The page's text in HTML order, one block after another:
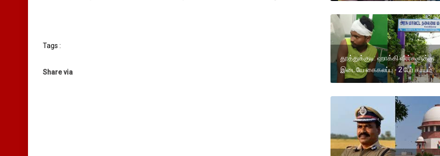
Tags :
Share via
தூத்துக்குடி: ஹாக்கி வீரர்களுக்கு
இடையே கைகலப்பு - 2 பேர் காயம்